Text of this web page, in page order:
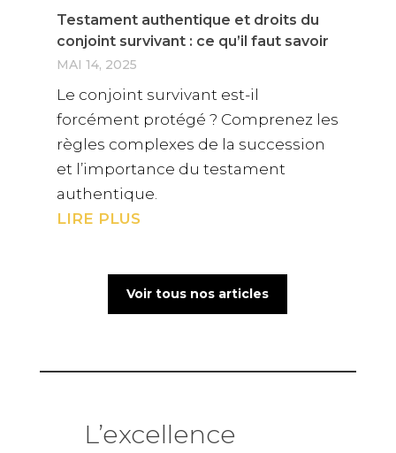
Testament authentique et droits du
conjoint survivant : ce qu’il faut savoir
MAI 14, 2025
Le conjoint survivant est-il
forcément protégé ? Comprenez les
règles complexes de la succession
et l’importance du testament
authentique.
LIRE PLUS
Voir tous nos articles
L’excellence